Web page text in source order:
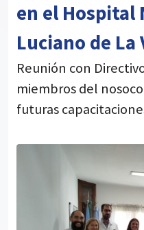
en el Hospital
Luciano de La
Reunión con
miembros del
futuras